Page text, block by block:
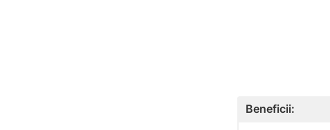
Beneficii: